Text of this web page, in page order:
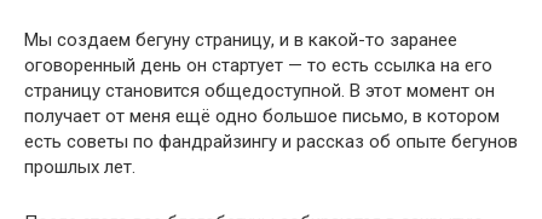
Мы создаем бегуну страницу, и в какой-то заранее
оговоренный день он стартует — то есть ссылка на его
страницу становится общедоступной. В этот момент он
получает от меня ещё одно большое письмо, в котором
есть советы по фандрайзингу и рассказ об опыте бегунов
прошлых лет.